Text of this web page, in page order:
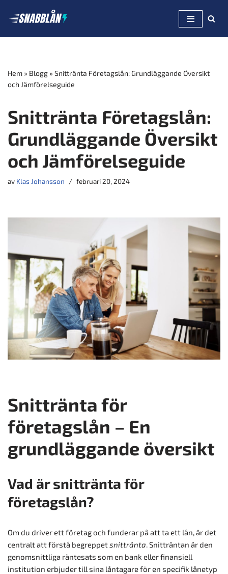
till
Hem » Blogg » Snittränta Företagslån: Grundläggande Översikt
och Jämförelseguide
Snittränta Företagslån:
Grundläggande Översikt
och Jämförelseguide
av Klas Johansson februari 20, 2024
Snittränta för
företagslån – En
grundläggande översikt
Vad är snittränta för
företagslån?
Om du driver ett företag och funderar på att ta ett lån, är det
centralt att förstå begreppet snittränta. Snitträntan är den
genomsnittliga räntesats som en bank eller finansiell
institution erbjuder till sina låntagare för en specifik lånetyp